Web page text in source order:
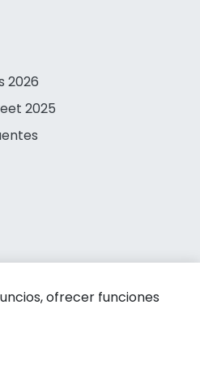
2026
2025
ofrecer funciones